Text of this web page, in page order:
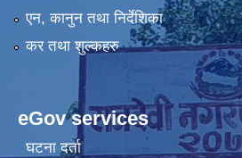
एन, कानुन तथा निर्देशिका
कर तथा शुल्कहरु
eGov services
घटना दर्ता